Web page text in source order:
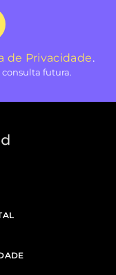
de Privacidade.
futura.